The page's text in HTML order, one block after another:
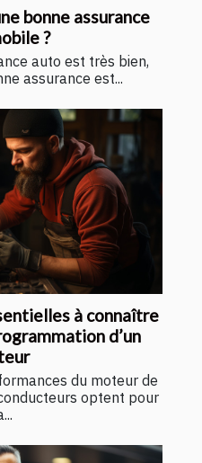
bonne assurance
?
auto est très bien,
assurance est...
à connaître
d’un
du moteur de
optent pour